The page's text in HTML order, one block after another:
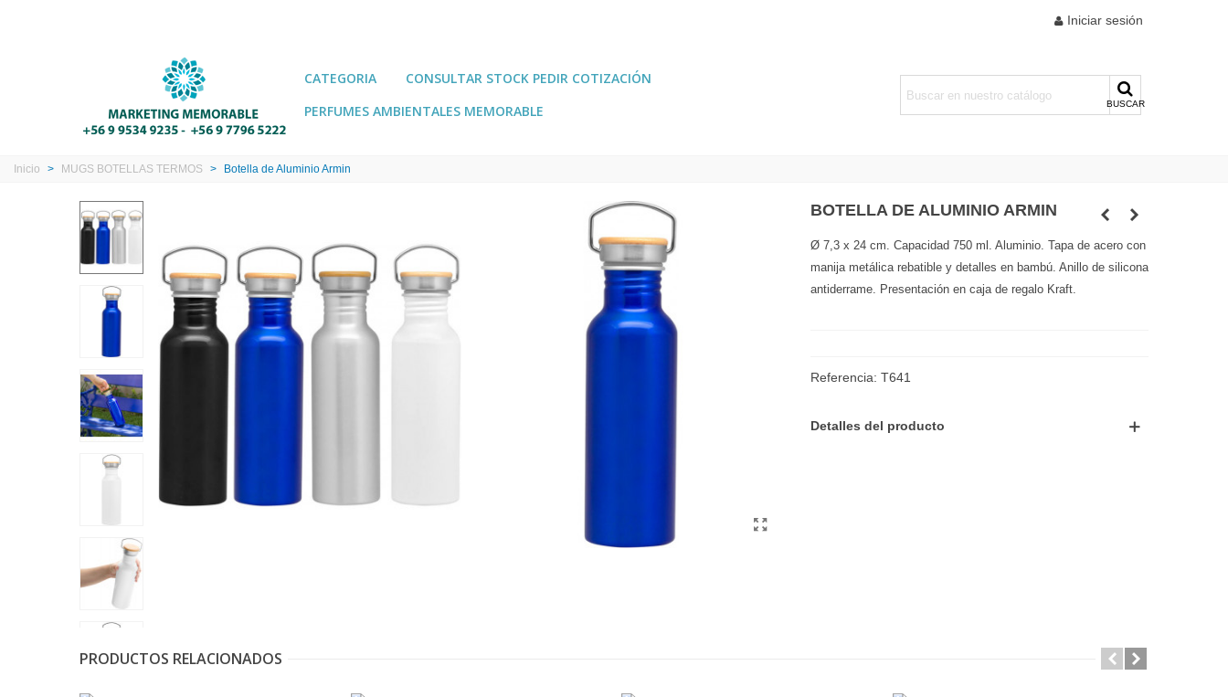
Iniciar sesión
CATEGORIA
CONSULTAR STOCK PEDIR COTIZACIÓN
PERFUMES AMBIENTALES MEMORABLE
BUSCAR
Inicio > MUGS BOTELLAS TERMOS > Botella de Aluminio Armin
BOTELLA DE ALUMINIO ARMIN
Ø 7,3 x 24 cm. Capacidad 750 ml. Aluminio. Tapa de acero con
manija metálica rebatible y detalles en bambú. Anillo de silicona
antiderrame. Presentación en caja de regalo Kraft.
Referencia: T641
Detalles del producto
PRODUCTOS RELACIONADOS